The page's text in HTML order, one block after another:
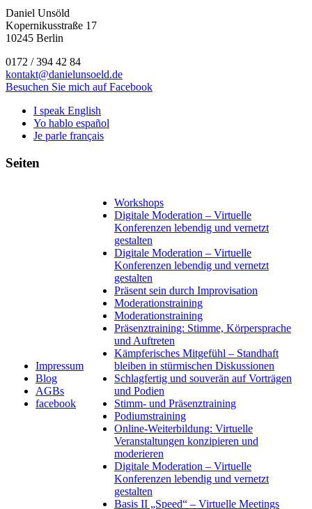
Daniel Unsöld
Kopernikusstraße 17
10245 Berlin
0172 / 394 42 84
kontakt@danielunsoeld.de
Besuchen Sie mich auf Facebook
I speak English
Yo hablo español
Je parle français
Seiten
Impressum
Blog
AGBs
facebook
Workshops
Digitale Moderation – Virtuelle
Konferenzen lebendig und vernetzt
gestalten
Digitale Moderation – Virtuelle
Konferenzen lebendig und vernetzt
gestalten
Präsent sein durch Improvisation
Moderationstraining
Moderationstraining
Präsenztraining: Stimme, Körpersprache
und Auftreten
Kämpferisches Mitgefühl – Standhaft
bleiben in stürmischen Diskussionen
Schlagfertig und souverän auf Vorträgen
und Podien
Stimm- und Präsenztraining
Podiumstraining
Online-Weiterbildung: Virtuelle
Veranstaltungen konzipieren und
moderieren
Digitale Moderation – Virtuelle
Konferenzen lebendig und vernetzt
gestalten
Basis II „Speed“ – Virtuelle Meetings